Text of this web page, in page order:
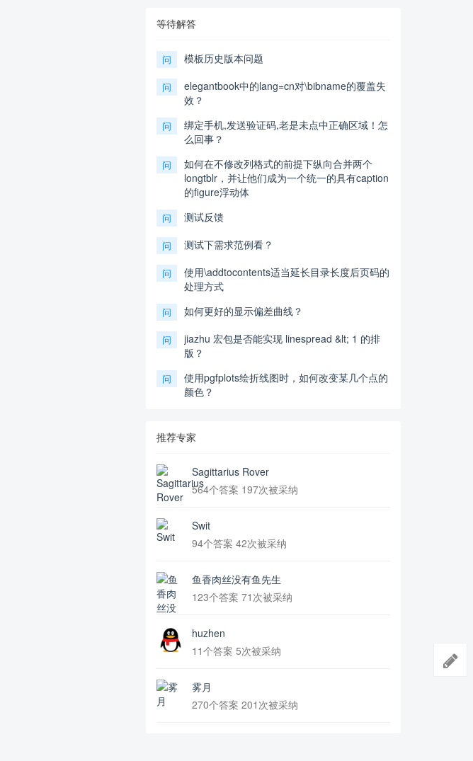
等待解答
问 模板历史版本问题
问
elegantbook中的lang=cn对\bibname的覆盖失
效？
问
绑定手机,发送验证码,老是未点中正确区域！怎
么回事？
问
如何在不修改列格式的前提下纵向合并两个
longtblr，并让他们成为一个统一的具有caption
的figure浮动体
问 测试反馈
问 测试下需求范例看？
问
使用\addtocontents适当延长目录长度后页码的
处理方式
问 如何更好的显示偏差曲线？
问
jiazhu 宏包是否能实现 linespread &lt; 1 的排
版？
问
使用pgfplots绘折线图时，如何改变某几个点的
颜色？
推荐专家
Sagittarius Rover
564个答案 197次被采纳
Swit
94个答案 42次被采纳
鱼香肉丝没有鱼先生
123个答案 71次被采纳
huzhen
11个答案 5次被采纳
雾月
270个答案 201次被采纳